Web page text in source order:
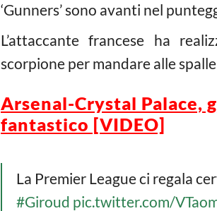
‘Gunners’ sono avanti nel
L’attaccante francese ha
scorpione per mandare alle
Arsenal-Crystal Palace,
fantastico [VIDEO]
La Premier League ci regala
#Giroud pic.twitter.com/